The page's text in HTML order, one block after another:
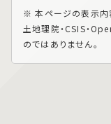
※ 本ページの表示内
土地理院・CSIS・
のではありません。